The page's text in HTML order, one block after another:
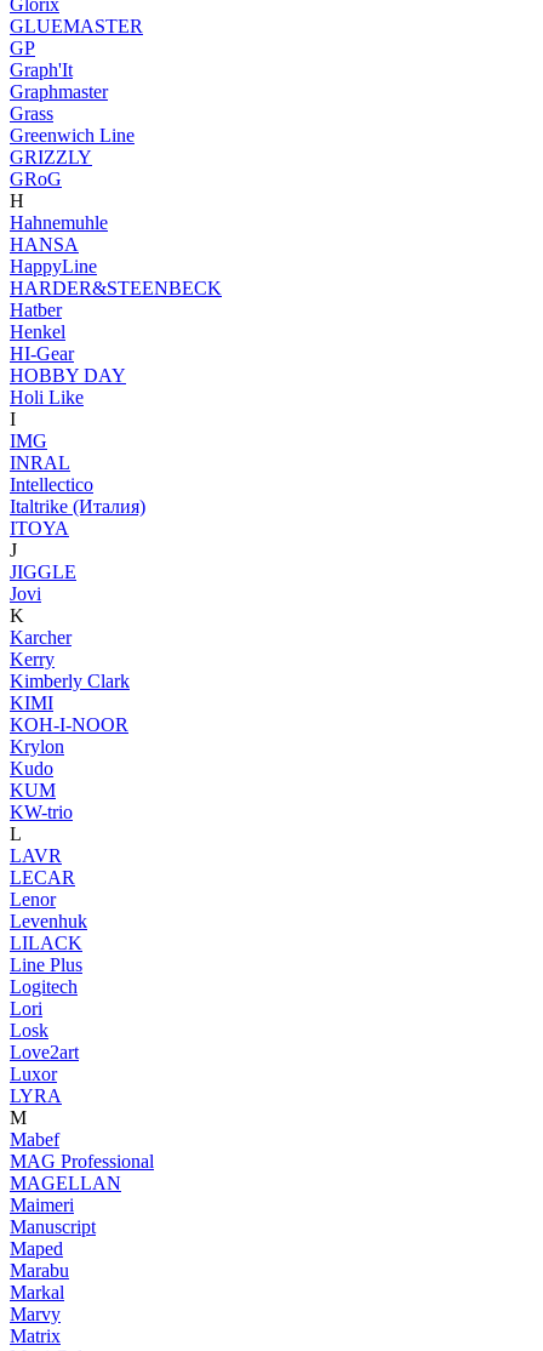
Glorix
GLUEMASTER
GP
Graph'It
Graphmaster
Grass
Greenwich Line
GRIZZLY
GRoG
H
Hahnemuhle
HANSA
HappyLine
HARDER&STEENBECK
Hatber
Henkel
HI-Gear
HOBBY DAY
Holi Like
I
IMG
INRAL
Intellectico
Italtrike (Италия)
ITOYA
J
JIGGLE
Jovi
K
Karcher
Kerry
Kimberly Clark
KIMI
KOH-I-NOOR
Krylon
Kudo
KUM
KW-trio
L
LAVR
LECAR
Lenor
Levenhuk
LILACK
Line Plus
Logitech
Lori
Losk
Love2art
Luxor
LYRA
M
Mabef
MAG Professional
MAGELLAN
Maimeri
Manuscript
Maped
Marabu
Markal
Marvy
Matrix